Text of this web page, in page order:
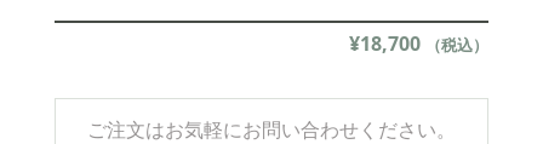
¥18,700 （税込）
ご注文はお気軽にお問い合わせください。